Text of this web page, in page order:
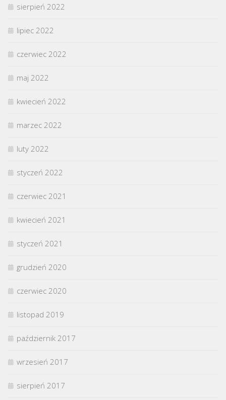
sierpień 2022
lipiec 2022
czerwiec 2022
maj 2022
kwiecień 2022
marzec 2022
luty 2022
styczeń 2022
czerwiec 2021
kwiecień 2021
styczeń 2021
grudzień 2020
czerwiec 2020
listopad 2019
październik 2017
wrzesień 2017
sierpień 2017